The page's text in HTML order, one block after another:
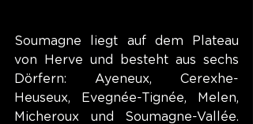
Soumagne liegt auf dem Plateau
von Herve und besteht aus sechs
Dörfern: Ayeneux, Cerexhe-
Heuseux, Evegnée-Tignée, Melen,
Micheroux und Soumagne-Vallée.